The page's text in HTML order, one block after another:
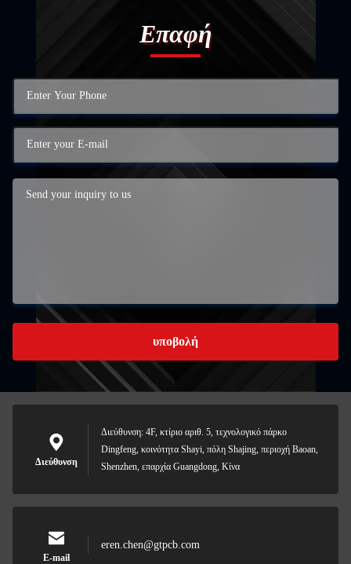
Επαφή
υποβολή
Διεύθυνση
Διεύθυνση: 4F, κτίριο αριθ. 5, τεχνολογικό πάρκο
Dingfeng, κοινότητα Shayi, πόλη Shajing, περιοχή Baoan,
Shenzhen, επαρχία Guangdong, Κίνα
E-mail
eren.chen@gtpcb.com